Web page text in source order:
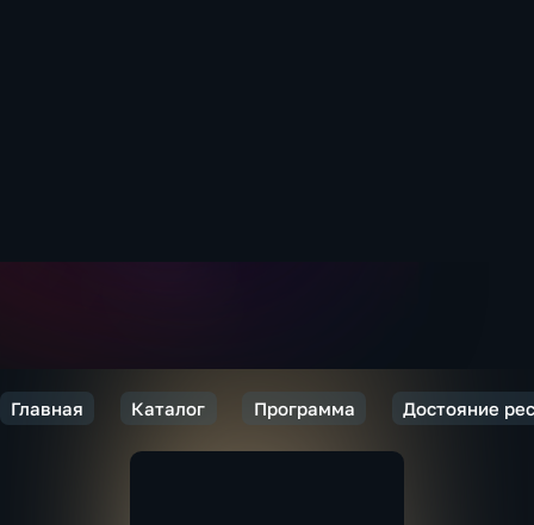
Главная Каталог Программа Достояние